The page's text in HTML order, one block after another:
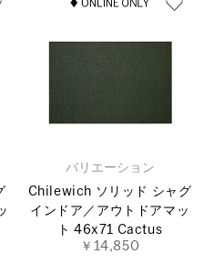
バリエーション
Chilewich ソリッド シャグ
インドア／アウトドアマッ
ト 46x71 Cactus
￥14,850